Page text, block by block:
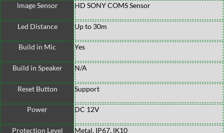
lmage Sensor HD SONY COMS Sensor
Led Distance Up to 30m
Build in Mic Yes
Build in Speaker N/A
Reset Button Support
Power DC 12V
Protection Level Metal, IP67, ΙΚ10